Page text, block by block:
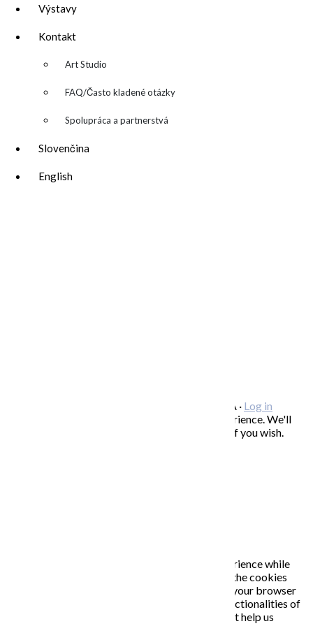
Výstavy
Kontakt
▼ Art Studio
FAQ/Často kladené otázky
Spolupráca a partnerstvá
Slovenčina
English
Copyright © 2026 KATARÍNA S. KALMANOVÁ · Log in
This website uses cookies to improve your experience. We'll
assume you're ok with this, but you can opt-out if you wish.
This website uses cookies to improve your experience while
you navigate through the website. Out of these, the cookies
that are categorized as necessary are stored on your browser
as they are essential for the working of basic functionalities of
the website. We also use third-party cookies that help us